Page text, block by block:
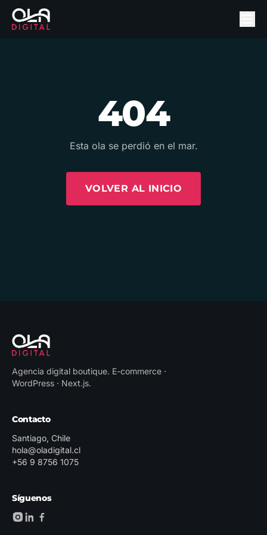
404
Esta ola se perdió en el mar.
VOLVER AL INICIO
Agencia digital boutique. E-commerce ·
WordPress · Next.js.
Contacto
Santiago, Chile
hola@oladigital.cl
+56 9 8756 1075
Síguenos